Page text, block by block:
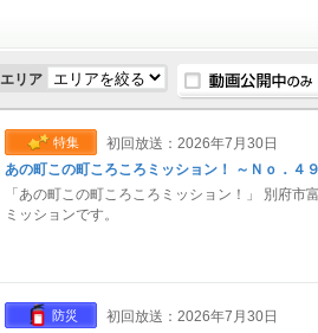
エリア
特集
初回放送：2026年7月30日
あの町この町ころころミッション！ ～Ｎｏ．４
「あの町この町ころころミッション！」 別府
ミッションです。
防災
初回放送：2026年7月30日